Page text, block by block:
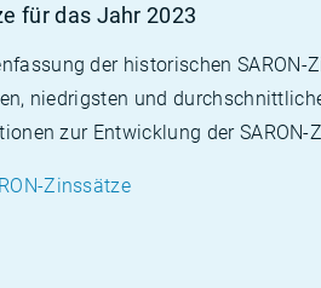
für das Jahr 2023
der historischen
niedrigsten und
zur Entwicklung der
Zinssätze